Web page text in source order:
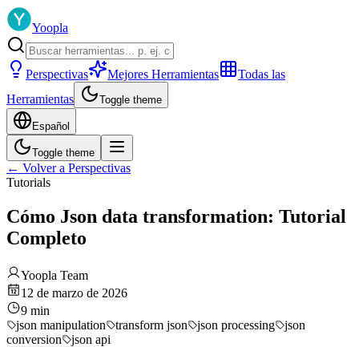
Yoopla
Perspectivas Mejores Herramientas
Todas las
Herramientas
Toggle theme
Español
Toggle theme
← Volver a Perspectivas
Tutorials
Cómo Json data transformation: Tutorial
Completo
Yoopla Team
12 de marzo de 2026
9 min
json manipulation
transform json json processing
json
conversion
json api